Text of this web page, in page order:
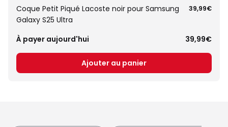
Coque Petit Piqué Lacoste noir pour Samsung
Galaxy S25 Ultra
39,99€
À payer aujourd'hui 39,99€
Ajouter au panier